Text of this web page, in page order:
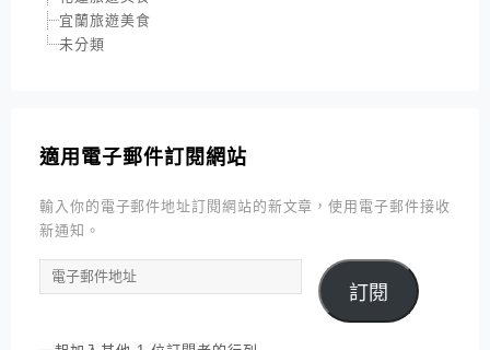
宜蘭旅遊美食
未分類
適用電子郵件訂閱網站
輸入你的電子郵件地址訂閱網站的新文章，使用電子郵件接收
新通知。
電
子
件
訂閱